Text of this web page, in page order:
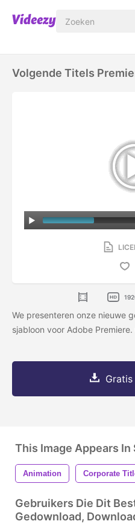
Volgende Titels
We presenteren onze nieuwe
sjabloon voor Adobe
This Image Appears In
Animation Corporate
Gebruikers Die Dit
Gedownload,